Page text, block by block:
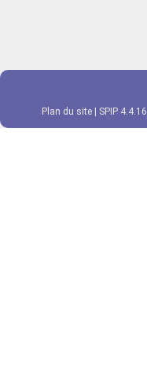
Plan du site SPIP 4.4.16